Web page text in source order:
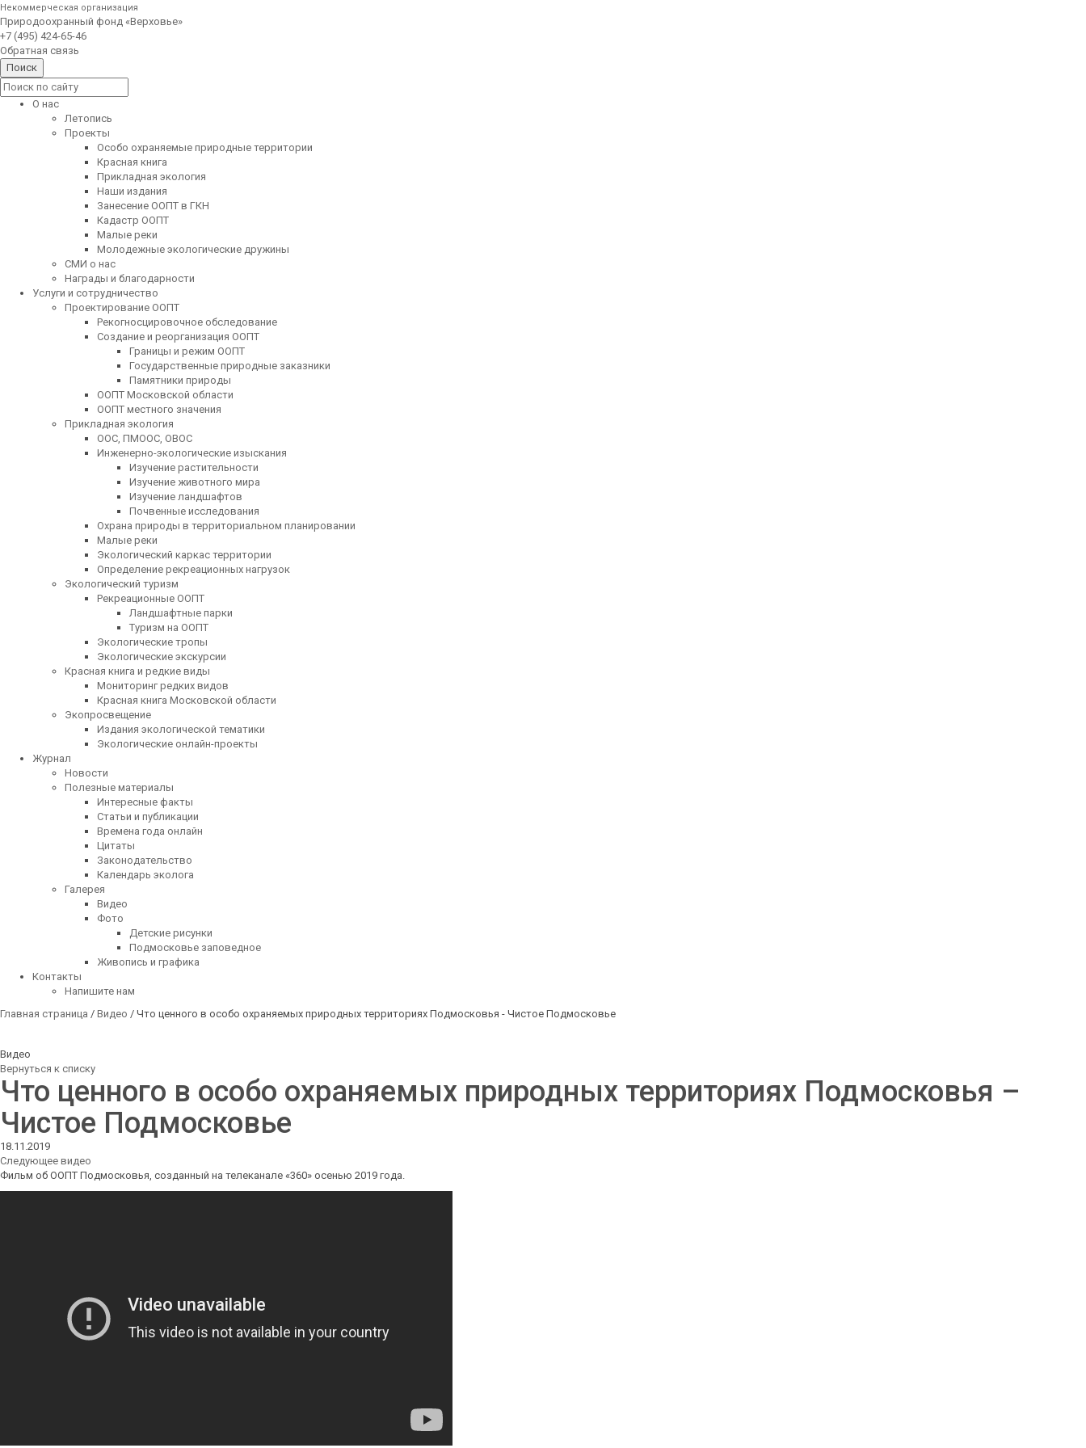
Некоммерческая организация
Природоохранный фонд «Верховье»
+7 (495) 424-65-46
Обратная связь
О нас
Летопись
Проекты
Особо охраняемые природные территории
Красная книга
Прикладная экология
Наши издания
Занесение ООПТ в ГКН
Кадастр ООПТ
Малые реки
Молодежные экологические дружины
СМИ о нас
Награды и благодарности
Услуги и сотрудничество
Проектирование ООПТ
Рекогносцировочное обследование
Создание и реорганизация ООПТ
Границы и режим ООПТ
Государственные природные заказники
Памятники природы
ООПТ Московской области
ООПТ местного значения
Прикладная экология
ООС, ПМООС, ОВОС
Инженерно-экологические изыскания
Изучение растительности
Изучение животного мира
Изучение ландшафтов
Почвенные исследования
Охрана природы в территориальном планировании
Малые реки
Экологический каркас территории
Определение рекреационных нагрузок
Экологический туризм
Рекреационные ООПТ
Ландшафтные парки
Туризм на ООПТ
Экологические тропы
Экологические экскурсии
Красная книга и редкие виды
Мониторинг редких видов
Красная книга Московской области
Экопросвещение
Издания экологической тематики
Экологические онлайн-проекты
Журнал
Новости
Полезные материалы
Интересные факты
Статьи и публикации
Времена года онлайн
Цитаты
Законодательство
Календарь эколога
Галерея
Видео
Фото
Детские рисунки
Подмосковье заповедное
Живопись и графика
Контакты
Напишите нам
Главная страница / Видео / Что ценного в особо охраняемых природных территориях Подмосковья - Чистое Подмосковье
Видео
Вернуться к списку
Что ценного в особо охраняемых природных территориях Подмосковья –
Чистое Подмосковье
18.11.2019
Следующее видео
Фильм об ООПТ Подмосковья, созданный на телеканале «360» осенью 2019 года.